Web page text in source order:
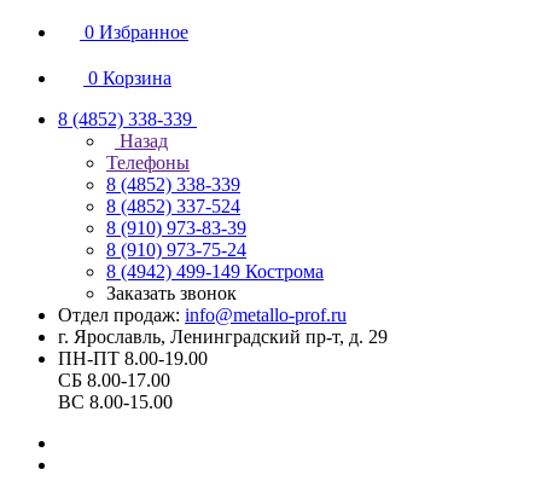
0 Избранное
0 Корзина
8 (4852) 338-339
Назад
Телефоны
8 (4852) 338-339
8 (4852) 337-524
8 (910) 973-83-39
8 (910) 973-75-24
8 (4942) 499-149 Кострома
Заказать звонок
Отдел продаж: info@metallo-prof.ru
г. Ярославль, Ленинградский пр-т, д. 29
ПН-ПТ 8.00-19.00
СБ 8.00-17.00
ВС 8.00-15.00